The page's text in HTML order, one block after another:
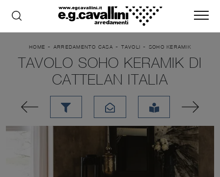
HOME - ARREDAMENTO CASA - TAVOLI - SOHO KERAMIK
TAVOLO SOHO KERAMIK DI
CATTELAN ITALIA